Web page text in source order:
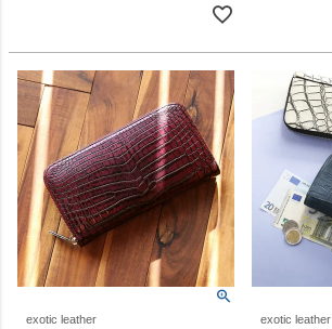
exotic leather exotic leather